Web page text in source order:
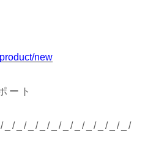
new
ート
_/_/_/_/_/_/_/_/_/_/_/